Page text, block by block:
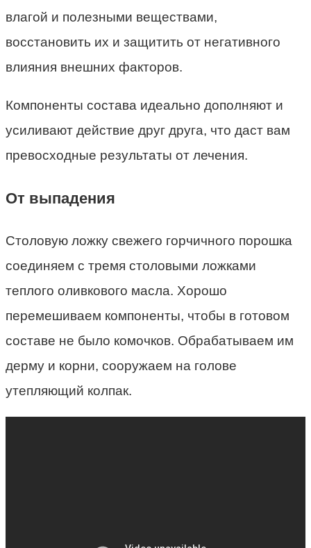
влагой и полезными веществами,
восстановить их и защитить от негативного
влияния внешних факторов.
Компоненты состава идеально дополняют и
усиливают действие друг друга, что даст вам
превосходные результаты от лечения.
От выпадения
Столовую ложку свежего горчичного порошка
соединяем с тремя столовыми ложками
теплого оливкового масла. Хорошо
перемешиваем компоненты, чтобы в готовом
составе не было комочков. Обрабатываем им
дерму и корни, сооружаем на голове
утепляющий колпак.